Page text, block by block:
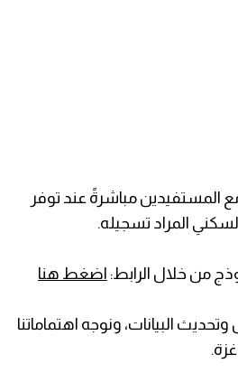
المستفيدين مباشرةً عند توفر
المراد تسجيله.
من خلال الرابط: اضغط هنا
البيانات، ونوجه اهتماماتنا